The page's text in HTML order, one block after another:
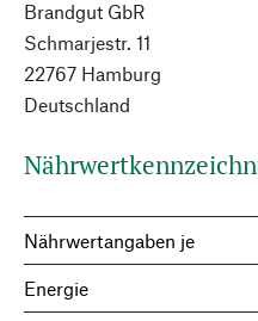
Brandgut GbR
Schmarjestr. 11
22767 Hamburg
Deutschland
Nährwertangaben je
Energie